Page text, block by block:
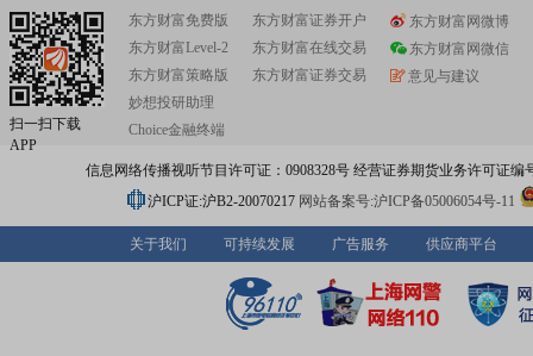
扫一扫下载
APP
东方财富免费版
东方财富Level-2
东方财富策略版
妙想投研助理
Choice金融终端
东方财富证券开户
东方财富在线交易
东方财富证券交易
东方财富网微博
东方财富网微信
意见与建议
信息网络传播视听节目许可证：0908328号 经营证券期货业务许可证编
沪ICP证:沪B2-20070217 网站备案号:沪ICP备05006054号-11
关于我们 可持续发展 广告服务 供应商平台